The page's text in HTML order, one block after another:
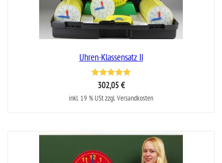
Uhren-Klassensatz II
302,05 €
inkl. 19 % USt zzgl. Versandkosten